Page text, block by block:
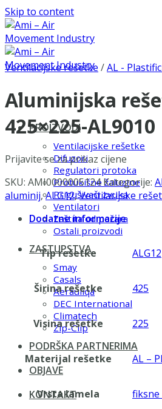
Skip to content
PROIZVODI
Ventilacijske rešetke
Difuzori
Regulatori protoka
Protukišne žaluzine
Prigušivači zvuka
Ventilatori
Zaštita od požara
Ostali proizvodi
ZASTUPSTVA
Smay
Casals
Aerauliqa
DEC International
Climatech
Zip-Clip
PODRŠKA PARTNERIMA
OBJAVE
KONTAKT
Ventilacijske rešetke /AL -
Aluminijska
425×225-AL9010
Prijavite se za prikaz cijene
SKU: AMI0000005124 Kategorije:
aluminij,ALG12,Ventilacijske
Dodatne informacije
Tip rešetke ALG12
Širina rešetke 425
Visina rešetke 225
Materijal rešetke AL –
Vrsta lamela fiksne